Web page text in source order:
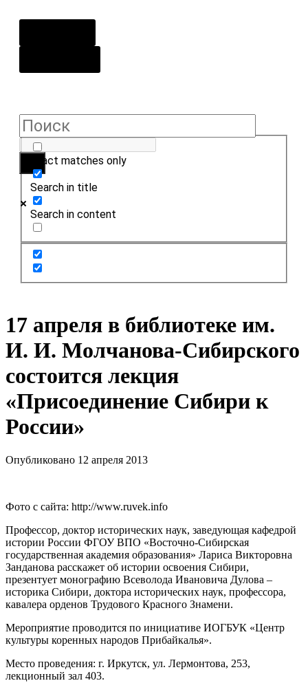
Exact matches only
Search in title
Search in content
17 апреля в библиотеке им.
И. И. Молчанова-Сибирского
состоится лекция
«Присоединение Сибири к
России»
Опубликовано 12 апреля 2013
Фото с сайта: http://www.ruvek.info
Профессор, доктор исторических наук, заведующая кафедрой
истории России ФГОУ ВПО «Восточно-Сибирская
государственная академия образования» Лариса Викторовна
Занданова расскажет об истории освоения Сибири,
презентует монографию Всеволода Ивановича Дулова –
историка Сибири, доктора исторических наук, профессора,
кавалера орденов Трудового Красного Знамени.
Мероприятие проводится по инициативе ИОГБУК «Центр
культуры коренных народов Прибайкалья».
Место проведения: г. Иркутск, ул. Лермонтова, 253,
лекционный зал 403.